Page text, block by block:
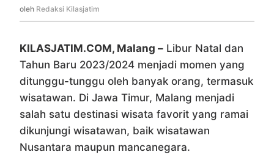
Redaksi
oleh Redaksi Kilasjatim
KILASJATIM.COM, Malang – Libur Natal dan
Tahun Baru 2023/2024 menjadi momen yang
ditunggu-tunggu oleh banyak orang, termasuk
wisatawan. Di Jawa Timur, Malang menjadi
salah satu destinasi wisata favorit yang ramai
dikunjungi wisatawan, baik wisatawan
Nusantara maupun mancanegara.